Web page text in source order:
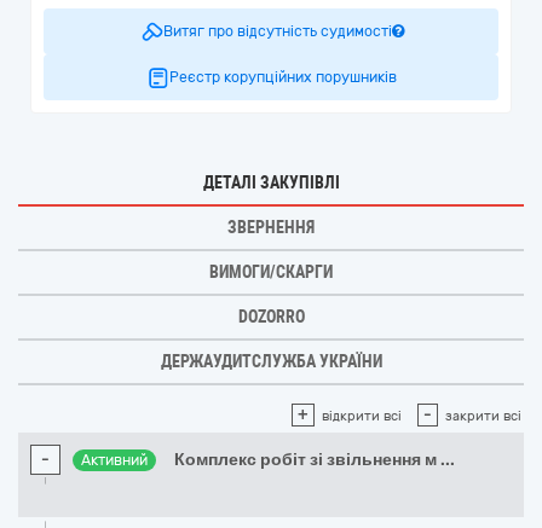
Витяг про відсутність судимості
Реєстр корупційних порушників
ДЕТАЛІ ЗАКУПІВЛІ
ЗВЕРНЕННЯ
ВИМОГИ/СКАРГИ
DOZORRO
ДЕРЖАУДИТСЛУЖБА УКРАЇНИ
+ відкрити всі - закрити всі
- Активний Комплекс робіт зі звільнення м ...